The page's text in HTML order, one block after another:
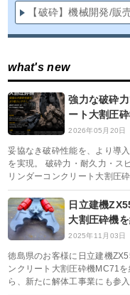
【破砕】機械開発/販
what's new
強力な破砕
ート大割圧
2026年05月20日
妥協なき破砕性能を、より導
を実現。 破砕力・耐久力・ス
リンダーコンクリート大割圧
日立建機
大割圧砕機
2025年11月03日
徳島県のお客様に日立建機
ンクリート大割圧砕機MC71
ら、新たに解体工事業にも参